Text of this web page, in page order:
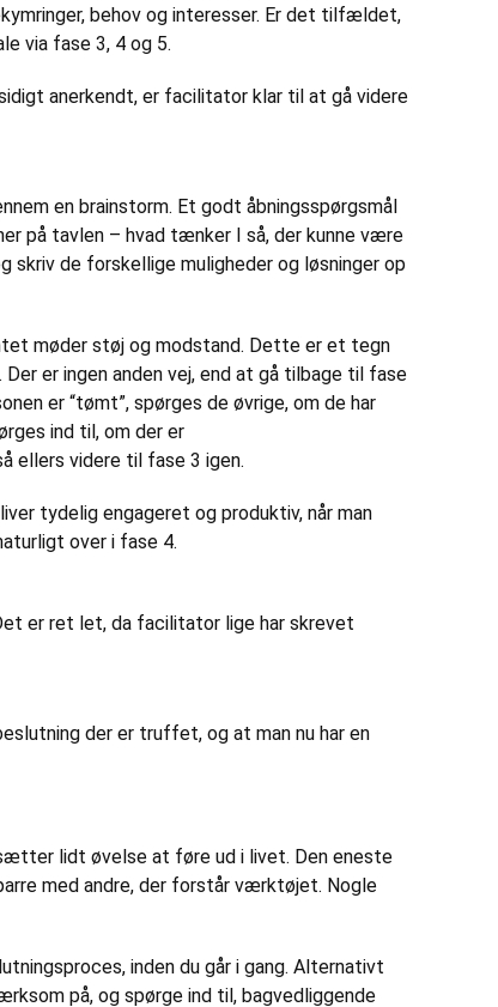
behov og interesser. Er det tilfældet,
via fase 3, 4 og 5.
anerkendt, er facilitator klar til at gå videre
en brainstorm. Et godt åbningsspørgsmål
på tavlen – hvad tænker I så, der kunne være
skriv de forskellige muligheder og løsninger op
møder støj og modstand. Dette er et tegn
er ingen anden vej, end at gå tilbage til fase
er “tømt”, spørges de øvrige, om de har
ind til, om der er
ellers videre til fase 3 igen.
tydelig engageret og produktiv, når man
over i fase 4.
er ret let, da facilitator lige har skrevet
der er truffet, og at man nu har en
lidt øvelse at føre ud i livet. Den eneste
med andre, der forstår værktøjet. Nogle
inden du går i gang. Alternativt
på, og spørge ind til, bagvedliggende